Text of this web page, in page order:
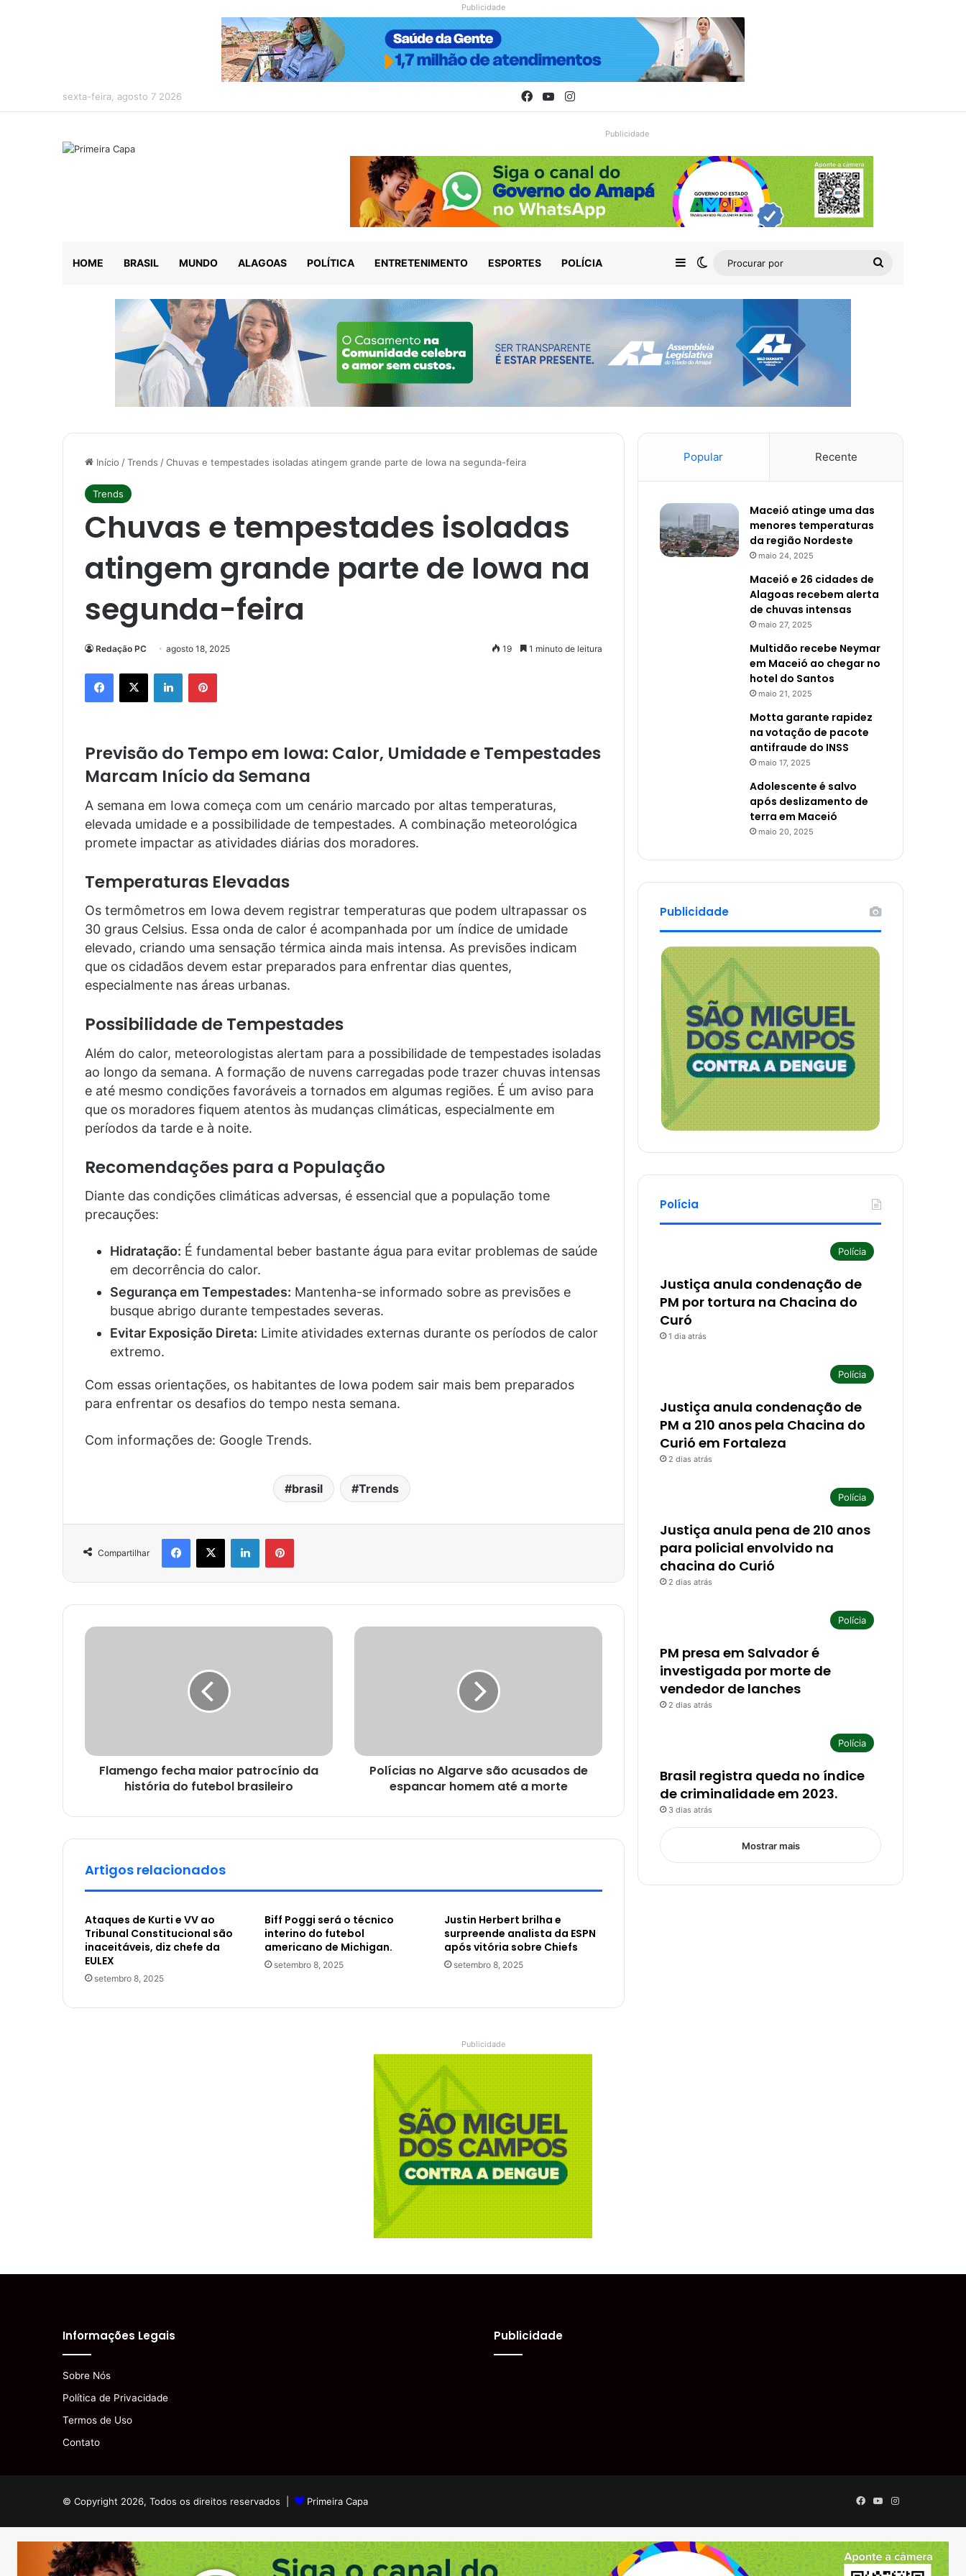
Publicidade
sexta-feira, agosto 7 2026 Facebook
YouTubeInstagram
Publicidade
HOME BRASIL MUNDO ALAGOAS POLÍTICA ENTRETENIMENTO ESPORTES POLÍCIA Barra Lateral
Switch skin
Procurar
Início /Trends /Chuvas e tempestades isoladas atingem grande parte de Iowa na segunda-feira
Trends
Chuvas e tempestades isoladas
atingem grande parte de Iowa na
segunda-feira
Redação PC agosto 18, 2025 19 1 minuto de leitura
Facebook
X LinkedinPinterest
Previsão do Tempo em Iowa: Calor, Umidade e Tempestades
Marcam Início da Semana
A semana em Iowa começa com um cenário marcado por altas temperaturas,
elevada umidade e a possibilidade de tempestades. A combinação meteorológica
promete impactar as atividades diárias dos moradores.
Temperaturas Elevadas
Os termômetros em Iowa devem registrar temperaturas que podem ultrapassar os
30 graus Celsius. Essa onda de calor é acompanhada por um índice de umidade
elevado, criando uma sensação térmica ainda mais intensa. As previsões indicam
que os cidadãos devem estar preparados para enfrentar dias quentes,
especialmente nas áreas urbanas.
Possibilidade de Tempestades
Além do calor, meteorologistas alertam para a possibilidade de tempestades isoladas
ao longo da semana. A formação de nuvens carregadas pode trazer chuvas intensas
e até mesmo condições favoráveis a tornados em algumas regiões. É um aviso para
que os moradores fiquem atentos às mudanças climáticas, especialmente em
períodos da tarde e à noite.
Recomendações para a População
Diante das condições climáticas adversas, é essencial que a população tome
precauções:
Hidratação: É fundamental beber bastante água para evitar problemas de saúde
em decorrência do calor.
Segurança em Tempestades: Mantenha-se informado sobre as previsões e
busque abrigo durante tempestades severas.
Evitar Exposição Direta: Limite atividades externas durante os períodos de calor
extremo.
Com essas orientações, os habitantes de Iowa podem sair mais bem preparados
para enfrentar os desafios do tempo nesta semana.
Com informações de: Google Trends.
brasil Trends
Compartilhar
Facebook
X LinkedinPinterest
Flamengo fecha maior patrocínio da
história do futebol brasileiro
Polícias no Algarve são acusados de
espancar homem até a morte
Artigos relacionados
Ataques de Kurti e VV ao
Tribunal Constitucional são
inaceitáveis, diz chefe da
EULEX
setembro 8, 2025
Biff Poggi será o técnico
interino do futebol
americano de Michigan.
setembro 8, 2025
Justin Herbert brilha e
surpreende analista da ESPN
após vitória sobre Chiefs
setembro 8, 2025
Popular Recente
Maceió atinge uma das
menores temperaturas
da região Nordeste
maio 24, 2025
Maceió e 26 cidades de
Alagoas recebem alerta
de chuvas intensas
maio 27, 2025
Multidão recebe Neymar
em Maceió ao chegar no
hotel do Santos
maio 21, 2025
Motta garante rapidez
na votação de pacote
antifraude do INSS
maio 17, 2025
Adolescente é salvo
após deslizamento de
terra em Maceió
maio 20, 2025
Publicidade
Polícia
Polícia
Justiça anula condenação de
PM por tortura na Chacina do
Curó
1 dia atrás
Polícia
Justiça anula condenação de
PM a 210 anos pela Chacina do
Curió em Fortaleza
2 dias atrás
Polícia
Justiça anula pena de 210 anos
para policial envolvido na
chacina do Curió
2 dias atrás
Polícia
PM presa em Salvador é
investigada por morte de
vendedor de lanches
2 dias atrás
Polícia
Brasil registra queda no índice
de criminalidade em 2023.
3 dias atrás
Mostrar mais
Publicidade
Informações Legais
Sobre Nós
Política de Privacidade
Termos de Uso
Contato
Publicidade
© Copyright 2026, Todos os direitos reservados | Primeira Capa Facebook
YouTubeInstagram